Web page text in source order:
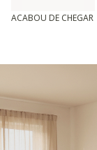
ACABOU DE CHEGAR